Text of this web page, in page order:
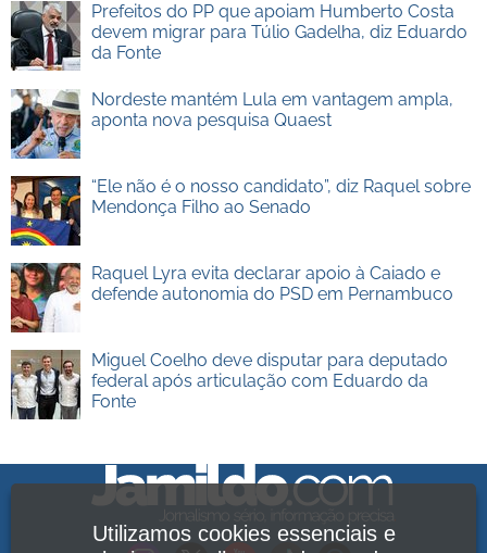
Prefeitos do PP que apoiam Humberto Costa
devem migrar para Túlio Gadelha, diz Eduardo
da Fonte
Nordeste mantém Lula em vantagem ampla,
aponta nova pesquisa Quaest
“Ele não é o nosso candidato”, diz Raquel sobre
Mendonça Filho ao Senado
Raquel Lyra evita declarar apoio à Caiado e
defende autonomia do PSD em Pernambuco
Miguel Coelho deve disputar para deputado
federal após articulação com Eduardo da
Fonte
Utilizamos cookies essenciais e